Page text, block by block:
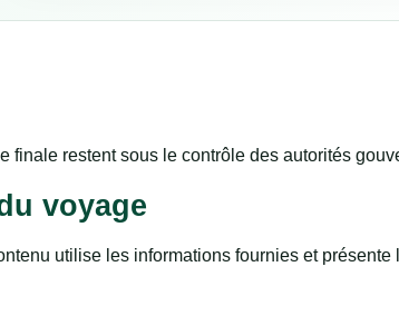
finale restent sous le contrôle des autorités
voyage
utilise les informations fournies et présente